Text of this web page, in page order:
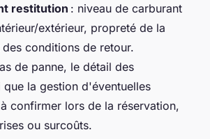
restitution : niveau de carburant
extérieur, propreté de la
conditions de retour.
de panne, le détail des
que la gestion d'éventuelles
confirmer lors de la réservation,
ou surcoûts.